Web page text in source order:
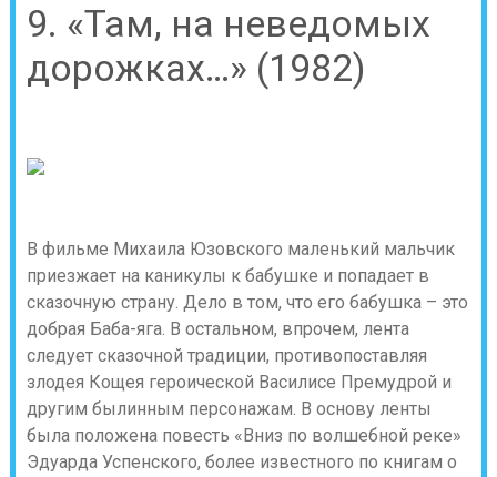
9. «Там, на неведомых
дорожках…» (1982)
В фильме Михаила Юзовского маленький мальчик
приезжает на каникулы к бабушке и попадает в
сказочную страну. Дело в том, что его бабушка – это
добрая Баба-яга. В остальном, впрочем, лента
следует сказочной традиции, противопоставляя
злодея Кощея героической Василисе Премудрой и
другим былинным персонажам. В основу ленты
была положена повесть «Вниз по волшебной реке»
Эдуарда Успенского, более известного по книгам о